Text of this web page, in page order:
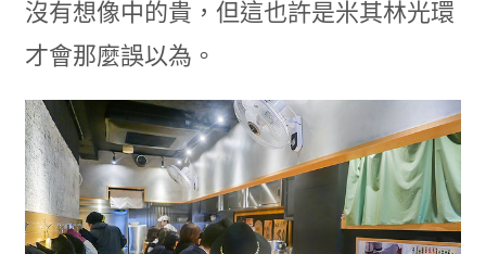
沒有想像中的貴，但這也許是米其林光環
才會那麼誤以為。